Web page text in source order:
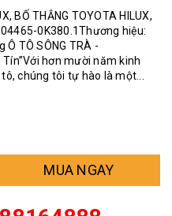
BỐ THẮNG TOYOTA HILUX,
0K380.1Thương hiệu:
TÔ SÔNG TRÀ -
hơn mười năm kinh
chúng tôi tự hào là một...
MUA NGAY